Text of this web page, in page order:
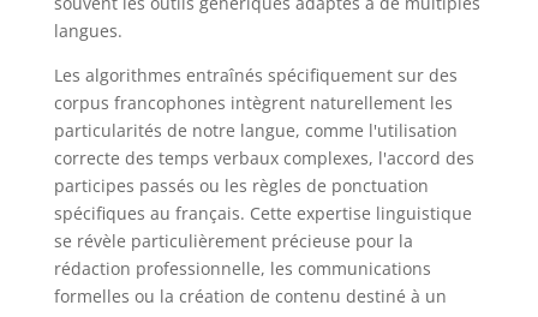
langues.
Les algorithmes entraînés spécifiquement sur des
corpus francophones intègrent naturellement les
particularités de notre langue, comme l'utilisation
correcte des temps verbaux complexes, l'accord des
participes passés ou les règles de ponctuation
spécifiques au français. Cette expertise linguistique
se révèle particulièrement précieuse pour la
rédaction professionnelle, les communications
formelles ou la création de contenu destiné à un